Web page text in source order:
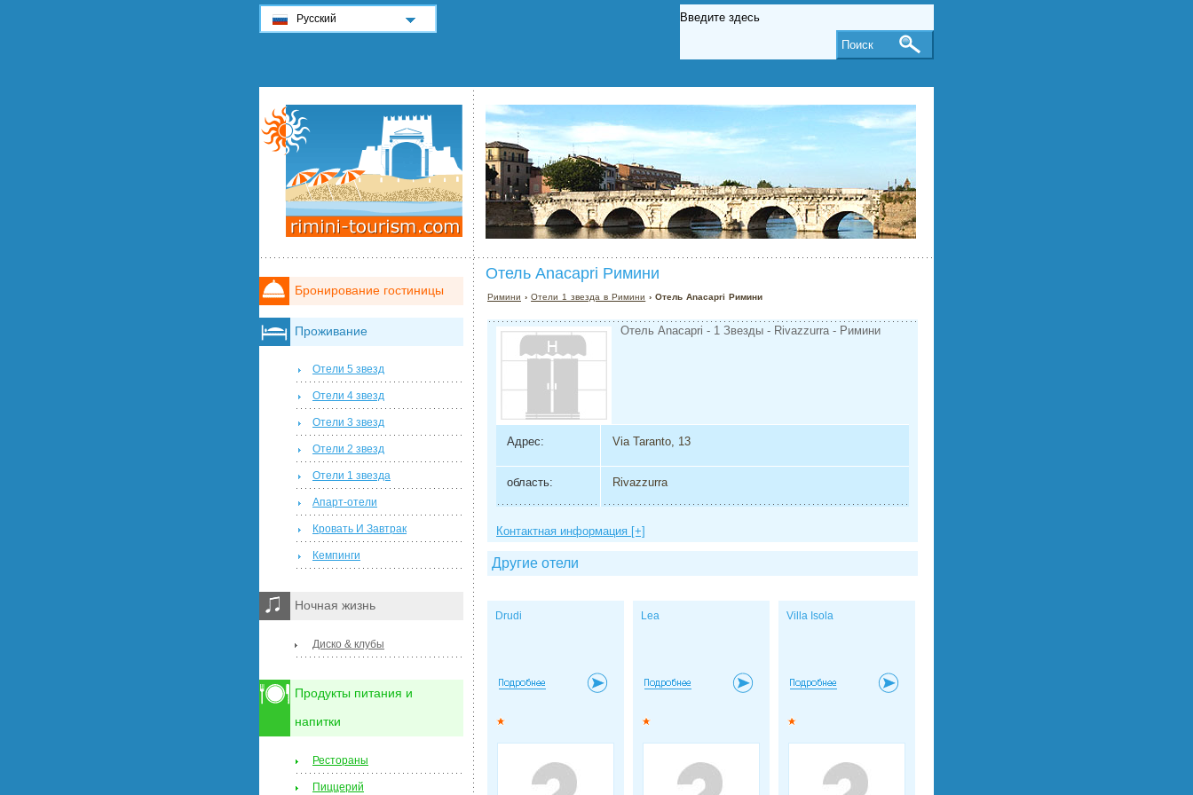
Отель Anacapri Римини
Римини ›Отели 1 звезда в Римини › Отель Anacapri Римини
Отель Anacapri - 1 Звезды - Rivazzurra - Римини
Адрес: Via Taranto, 13
область: Rivazzurra
Контактная информация [+]
Другие отели
Drudi Lea Villa Isola
Бронирование гостиницы
Проживание
Отели 5 звезд
Отели 4 звезд
Отели 3 звезд
Отели 2 звезд
Отели 1 звезда
Апарт-отели
Кровать И Завтрак
Кемпинги
Ночная жизнь
Диско & клубы
Продукты питания и
напитки
Рестораны
Пиццерий
Русский
Поиск